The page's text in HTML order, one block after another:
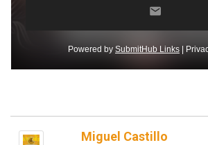
Miguel Castillo